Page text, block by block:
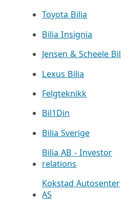
Toyota Bilia
Bilia Insignia
Jensen & Scheele Bil
Lexus Bilia
Felgteknikk
Bil1Din
Bilia Sverige
Bilia AB - Investor
relations
Kokstad Autosenter
AS